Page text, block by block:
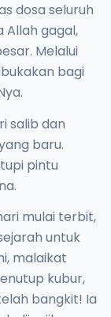
dosa seluruh
Allah gagal,
Melalui
bagi
salib dan
baru.
pintu
mulai terbit,
untuk
malaikat
kubur,
bangkit! Ia